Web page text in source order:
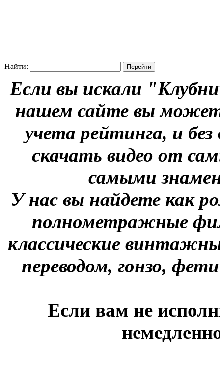
Найти:
Если вы искали
нашем сайте вы
учета рейтинга, и
скачать видео от
самыми
У нас вы найдете как
полнометражные
классические
переводом, гонзо,
Если вам не